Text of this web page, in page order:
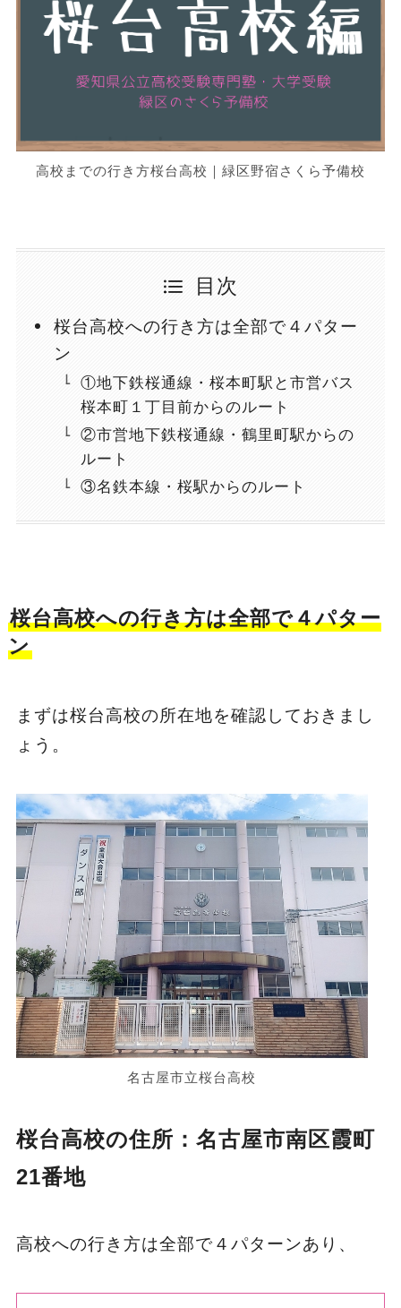
高校までの行き方桜台高校｜緑区野宿さくら予備校
目次
桜台高校への行き方は全部で４パター
ン
①地下鉄桜通線・桜本町駅と市営バス
桜本町１丁目前からのルート
②市営地下鉄桜通線・鶴里町駅からの
ルート
③名鉄本線・桜駅からのルート
桜台高校への行き方は全部で４パター
ン
まずは桜台高校の所在地を確認しておきまし
ょう。
名古屋市立桜台高校
桜台高校の住所：名古屋市南区霞町
21番地
高校への行き方は全部で４パターンあり、